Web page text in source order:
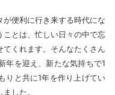
便利に行き来する時代にな
ことは、忙しい日々の中で忘
くれます。そんなたくさん
年を迎え、新たな気持ちで1
りと共に1年を作り上げてい
した。